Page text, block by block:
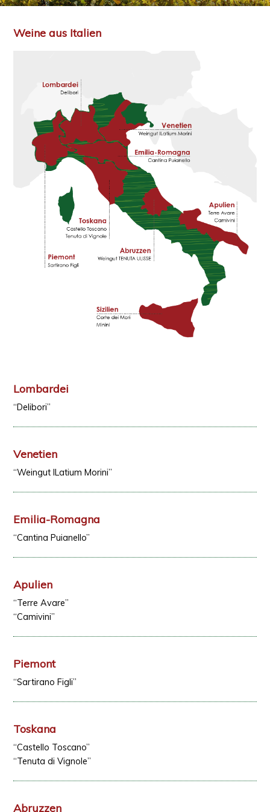
Weine aus Italien
Lombardei
“Delibori”
Venetien
“Weingut ILatium Morini”
Emilia-Romagna
“Cantina Puianello”
Apulien
“Terre Avare”
“Camivini”
Piemont
“Sartirano Figli”
Toskana
“Castello Toscano”
“Tenuta di Vignole”
Abruzzen